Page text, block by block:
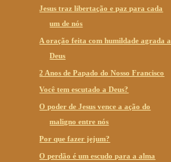
Jesus traz libertação e paz para cada
um de nós
A oração feita com humildade agrada a
Deus
2 Anos de Papado do Nosso Francisco
Você tem escutado a Deus?
O poder de Jesus vence a ação do
maligno entre nós
Por que fazer jejum?
O perdão é um escudo para a alma